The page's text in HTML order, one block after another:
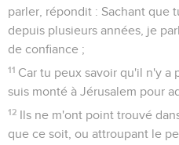
parler, répondit : Sachant que
depuis plusieurs années, je
de confiance ;
11 Car tu peux savoir qu'il n'y a
suis monté à Jérusalem pour
12 Ils ne m'ont point trouvé
que ce soit, ou attroupant le